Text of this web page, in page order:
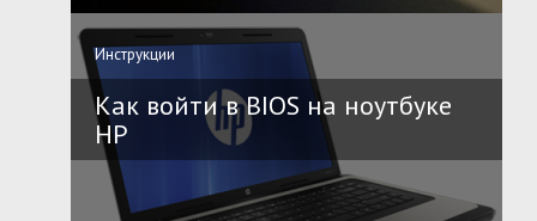
Инструкции
Как войти в BIOS на ноутбуке
HP